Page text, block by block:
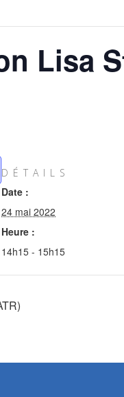
Lisa
DÉTAILS
Date :
24 mai 2022
Heure :
14h15 - 15h15